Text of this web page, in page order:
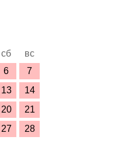
сб
вс
6
7
13
14
20
21
27
28